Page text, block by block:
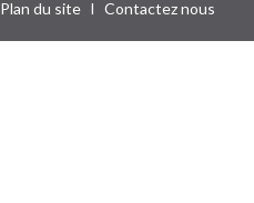
Plan du site I Contactez nous